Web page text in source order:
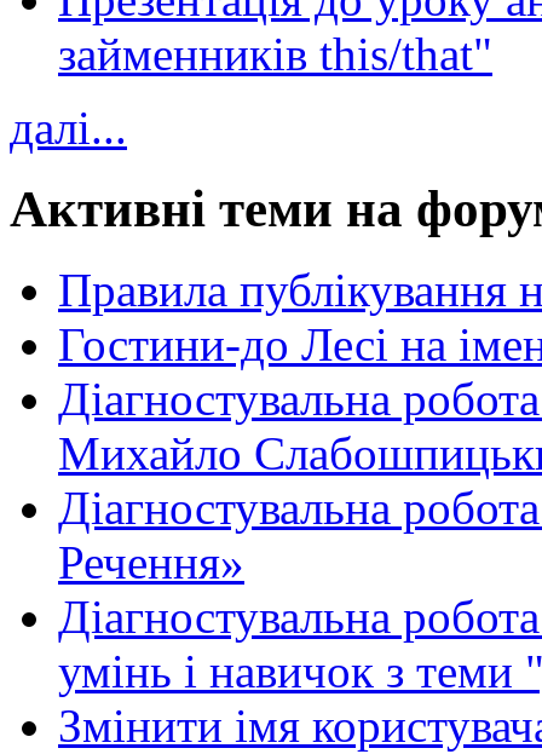
займенників this/that"
далі...
Активні теми на
Правила публікування
Гостини-до Лесі на
Діагностувальна
Михайло
Діагностувальна
Речення»
Діагностувальна
умінь і навичок з теми
Змінити імя